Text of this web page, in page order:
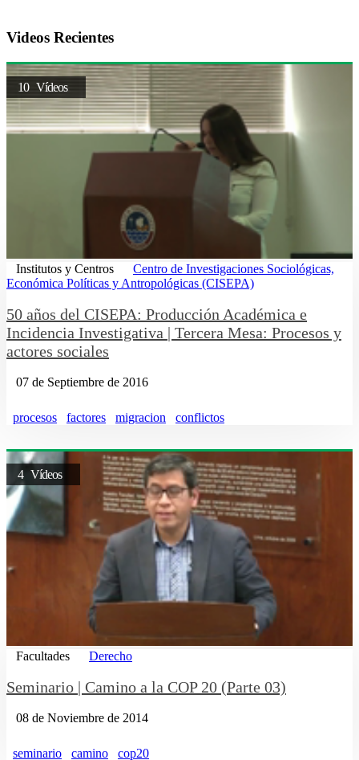
Videos Recientes
10 Vídeos
Institutos y Centros
Centro de Investigaciones Sociológicas,
Económica Políticas y Antropológicas (CISEPA)
50 años del CISEPA: Producción Académica e
Incidencia Investigativa | Tercera Mesa: Procesos y
actores sociales
07 de Septiembre de 2016
procesos factores migracion conflictos
4 Vídeos
Facultades Derecho
Seminario | Camino a la COP 20 (Parte 03)
08 de Noviembre de 2014
seminario camino cop20